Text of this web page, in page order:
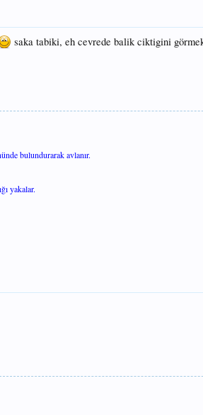
saka tabiki, eh cevrede balik ciktigini
bulundurarak avlanır.
yakalar.